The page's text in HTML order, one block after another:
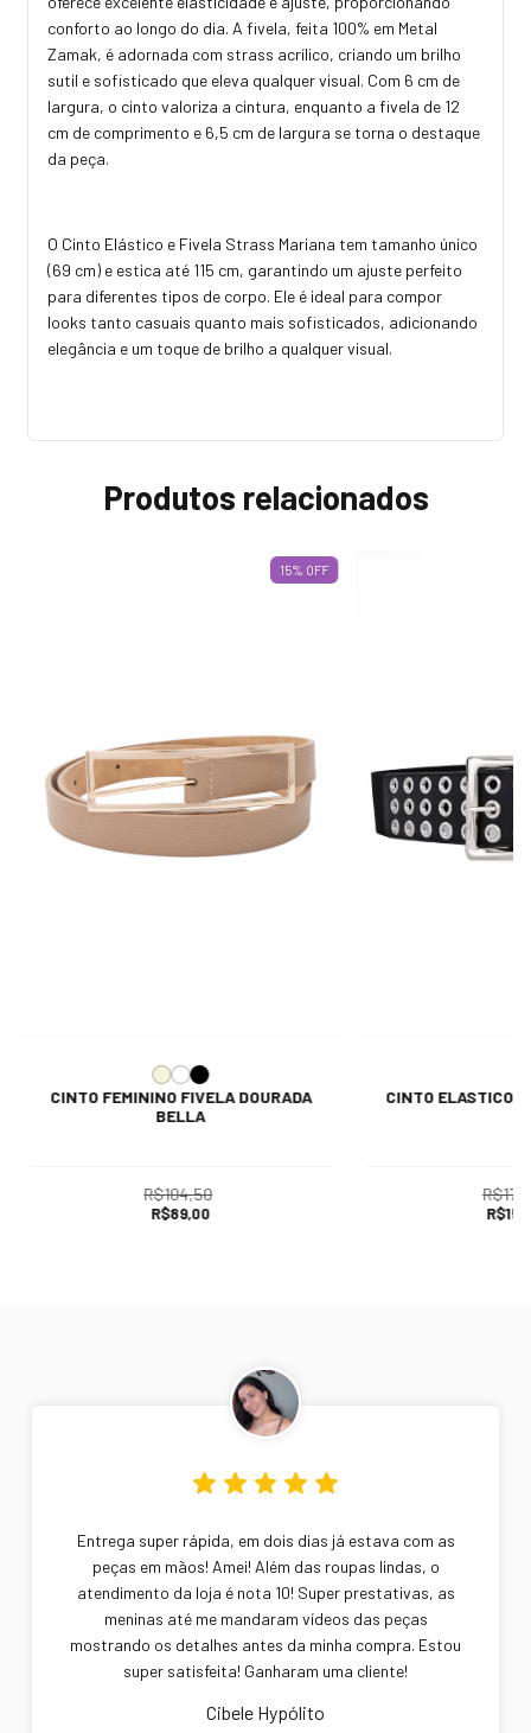
conforto ao longo do dia. A fivela, feita 100% em Metal
Zamak, é adornada com strass acrílico, criando um brilho
sutil e sofisticado que eleva qualquer visual. Com 6 cm de
largura, o cinto valoriza a cintura, enquanto a fivela de 12
cm de comprimento e 6,5 cm de largura se torna o destaque
da peça.
O Cinto Elástico e Fivela Strass Mariana tem tamanho único
(69 cm) e estica até 115 cm, garantindo um ajuste perfeito
para diferentes tipos de corpo. Ele é ideal para compor
looks tanto casuais quanto mais sofisticados, adicionando
elegância e um toque de brilho a qualquer visual.
Produtos relacionados
15% OFF
CINTO FEMININO FIVELA DOURADA
BELLA
R$104,50
R$89,00
CINTO ELASTICO
Entrega super rápida, em dois dias já estava com as
peças em mãos! Amei! Além das roupas lindas, o
atendimento da loja é nota 10! Super prestativas, as
meninas até me mandaram vídeos das peças
mostrando os detalhes antes da minha compra. Estou
super satisfeita! Ganharam uma cliente!
Cibele Hypólito